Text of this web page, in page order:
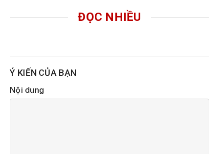
ĐỌC NHIỀU
Ý KIẾN CỦA BẠN
Nội dung